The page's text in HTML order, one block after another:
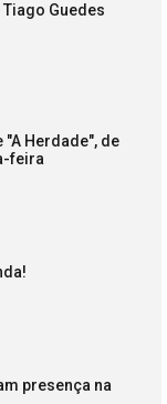
Tiago Guedes
Herdade", de
feira
presença na